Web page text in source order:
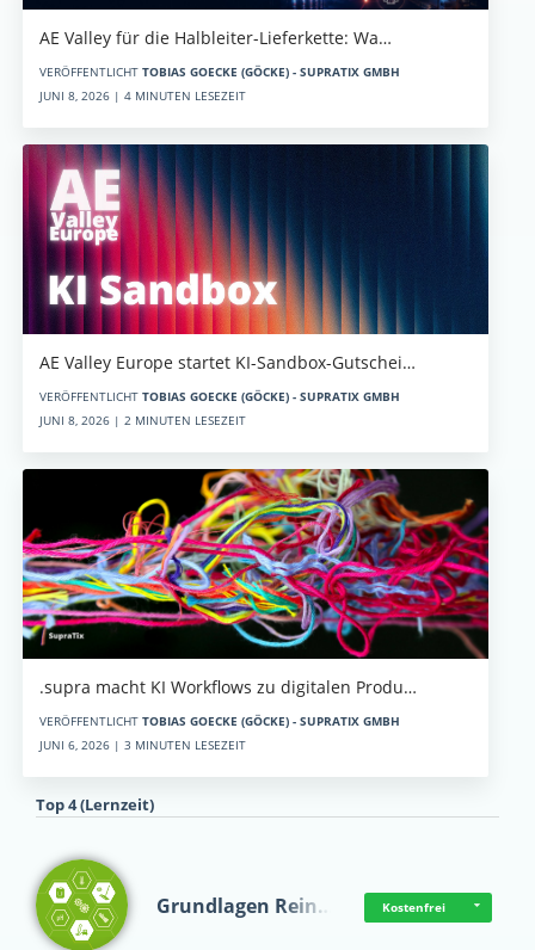
AE Valley für die Halbleiter-Lieferkette: Wa…
VERÖFFENTLICHT TOBIAS GOECKE (GÖCKE) - SUPRATIX GMBH
JUNI 8, 2026 | 4 MINUTEN LESEZEIT
AE Valley Europe startet KI-Sandbox-Gutschei…
VERÖFFENTLICHT TOBIAS GOECKE (GÖCKE) - SUPRATIX GMBH
JUNI 8, 2026 | 2 MINUTEN LESEZEIT
.supra macht KI Workflows zu digitalen Produ…
VERÖFFENTLICHT TOBIAS GOECKE (GÖCKE) - SUPRATIX GMBH
JUNI 6, 2026 | 3 MINUTEN LESEZEIT
Top 4 (Lernzeit)
Grundlagen Rein… Kostenfrei